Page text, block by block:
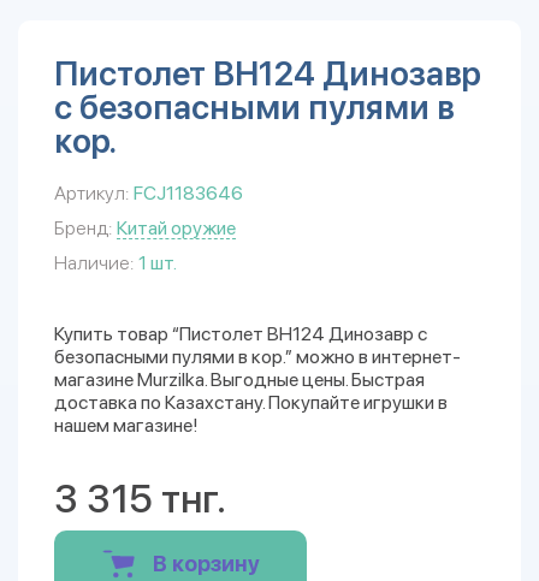
Пистолет BH124 Динозавр
с безопасными пулями в
кор.
Артикул: FCJ1183646
Бренд: Китай оружие
Наличие: 1 шт.
Купить товар “Пистолет BH124 Динозавр с
безопасными пулями в кор.” можно в интернет-
магазине Murzilka. Выгодные цены. Быстрая
доставка по Казахстану. Покупайте игрушки в
нашем магазине!
3 315 тнг.
В корзину